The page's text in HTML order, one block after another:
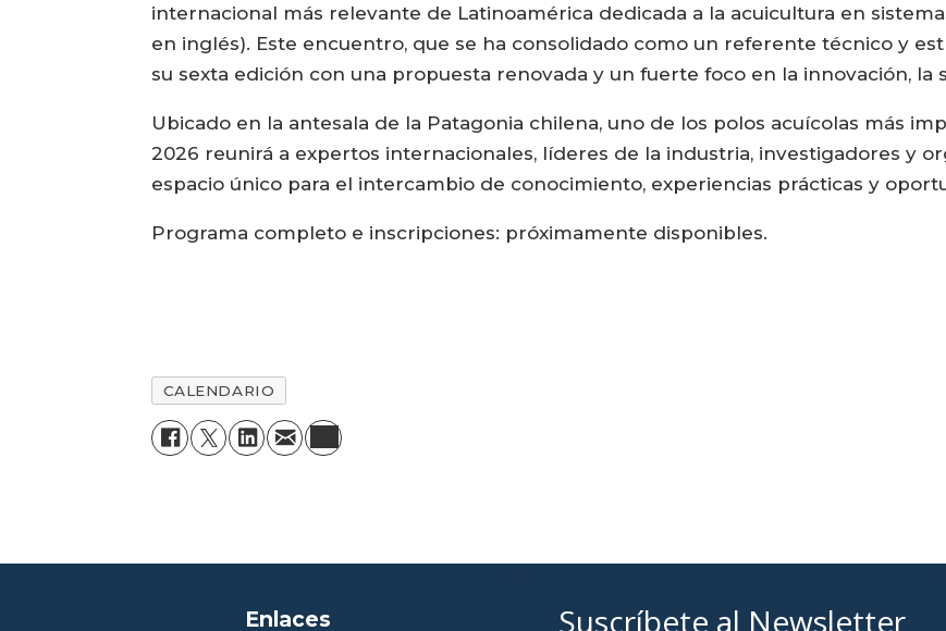
internacional más relevante de Latinoamérica dedicada a la acuicultura en
en inglés). Este encuentro, que se ha consolidado como un referente técnico y
su sexta edición con una propuesta renovada y un fuerte foco en la innovación, la
Ubicado en la antesala de la Patagonia chilena, uno de los polos acuícolas más
2026 reunirá a expertos internacionales, líderes de la industria, investigadores y
espacio único para el intercambio de conocimiento, experiencias prácticas y
Programa completo e inscripciones: próximamente disponibles.
CALENDARIO
Enlaces Suscríbete al Newsletter